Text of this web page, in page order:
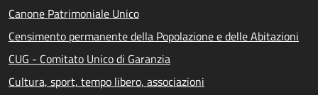
Canone Patrimoniale Unico
Censimento permanente della Popolazione e delle Abitazioni
CUG - Comitato Unico di Garanzia
Cultura, sport, tempo libero, associazioni